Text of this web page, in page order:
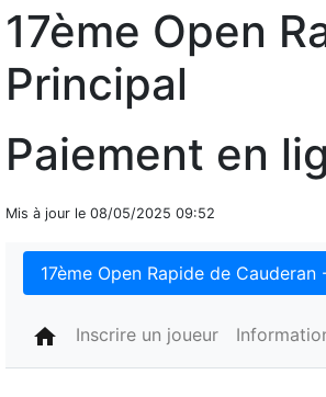
17ème Open
Principal
Paiement en
Mis à jour le 08/05/2025 09:52
17ème Open Rapide de
home Inscrire un joueur